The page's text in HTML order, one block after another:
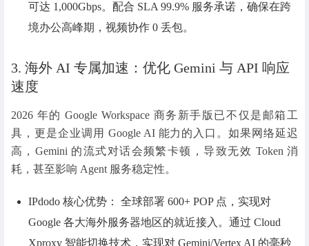
可达 1,000Gbps。配合 SLA 99.9% 服务承诺，确保在跨
境办公高峰期，视频协作 0 丢包。
3. 海外 AI 专属加速：优化 Gemini 与 API 响应
速度
2026 年的 Google Workspace 商务新手版已不仅是邮箱工
具，更是企业调用 Google AI 能力的入口。如果网络延迟
高，Gemini 的流式对话会频繁卡顿，导致无效 Token 消
耗，甚至影响 Agent 服务稳定性。
IPdodo 核心优势：
全球部署 600+ POP 点，实现对
Google 各大海外服务器地区的就近接入。通过 Cloud
Xproxy 智能切换技术，实现对 Gemini/Vertex AI 的毫秒